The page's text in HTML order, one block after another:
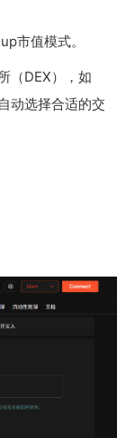
市值模式。
（DEX），如
动选择合适的交